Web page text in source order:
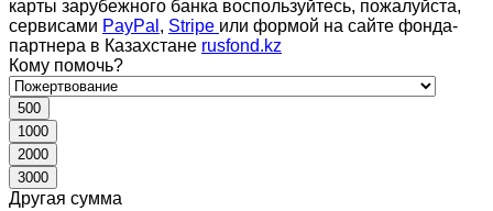
карты зарубежного банка воспользуйтесь, пожалуйста,
сервисами PayPal , Stripe или формой на сайте фонда-
партнера в Казахстане rusfond.kz
Кому помочь?
500
1000
2000
3000
Другая сумма